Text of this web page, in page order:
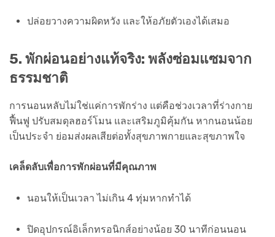
ปล่อยวางความผิดหวัง และให้อภัยตัวเองได้เสมอ
5. พักผ่อนอย่างแท้จริง: พลังซ่อมแซมจาก
ธรรมชาติ
การนอนหลับไม่ใช่แค่การพักร่าง แต่คือช่วงเวลาที่ร่างกาย
ฟื้นฟู ปรับสมดุลฮอร์โมน และเสริมภูมิคุ้มกัน หากนอนน้อย
เป็นประจำ ย่อมส่งผลเสียต่อทั้งสุขภาพกายและสุขภาพใจ
เคล็ดลับเพื่อการพักผ่อนที่มีคุณภาพ
นอนให้เป็นเวลา ไม่เกิน 4 ทุ่มหากทำได้
ปิดอุปกรณ์อิเล็กทรอนิกส์อย่างน้อย 30 นาทีก่อนนอน